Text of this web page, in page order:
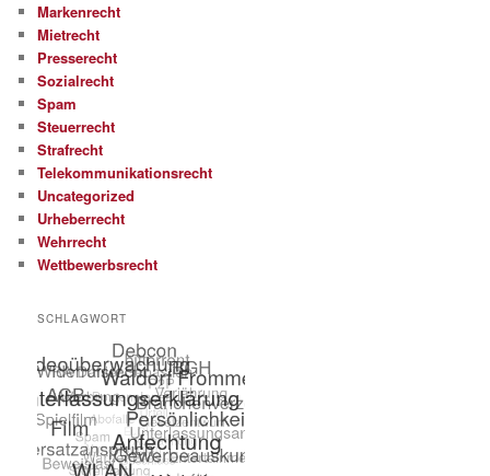
Markenrecht
Mietrecht
Presserecht
Sozialrecht
Spam
Steuerrecht
Strafrecht
Telekommunikationsrecht
Uncategorized
Urheberrecht
Wehrrecht
Wettbewerbsrecht
SCHLAGWORT